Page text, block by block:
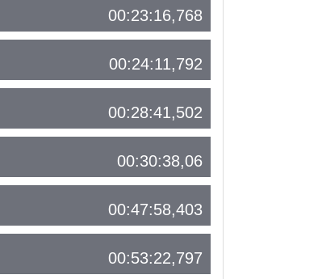
00:23:16,768
00:24:11,792
00:28:41,502
00:30:38,06
00:47:58,403
00:53:22,797